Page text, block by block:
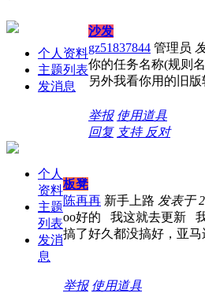
个人资料
主题列表
发消息
沙发
gz51837844 管理员
你的任务名称(规则
另外我看你用的旧
举报 使用道具
回复 支持 反对
个人
资料
主题
列表
发消
息
板凳
陈再再 新手上路 发表于
oo好的 我这就去更新
搞了好久都没搞好，亚
举报 使用道具